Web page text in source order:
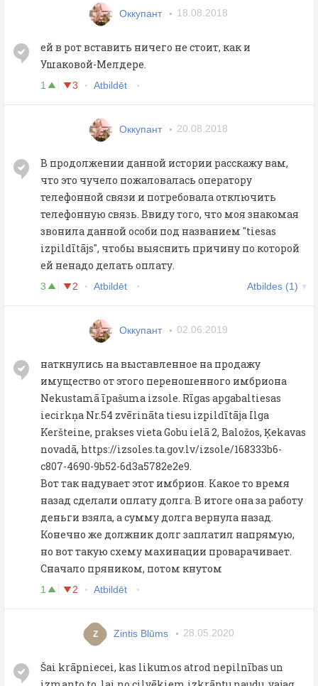
Оккупант 18.08.2018
ей в рот вставить ничего не стоит, как и
Ушаковой-Мелдере.
1 3 Atbildēt
Оккупант 20.08.2018
В продолжении данной истории расскажу вам,
что это чучело пожаловалась оператору
телефонной связи и потребовала отключить
телефонную связь. Ввиду того, что моя знакомая
звонила данной особи под названием "tiesas
izpildītājs", чтобы выяснить причину по которой
ей ненадо делать оплату.
3 2 Atbildēt Atbildes (1)
Оккупант 02.06.2019
наткнулись на выставленное на продажу
имущество от этого переношенного имбриона
Nekustamā īpašuma izsole. Rīgas apgabaltiesas
iecirkņa Nr.54 zvērināta tiesu izpildītāja Ilga
Keršteine, prakses vieta Gobu ielā 2, Baložos, Ķekavas
novadā, https://izsoles.ta.gov.lv/izsole/168333b6-
c807-4690-9b52-6d3a5782e2e9.
Вот так надувает этот имбрион. Какое то время
назад сделали оплату долга. В итоге она за работу
деньги взяла, а сумму долга вернула назад.
Конечно же должник долг заплатил напрямую,
но вот такую схему махинации проварачивает.
Сначало пряником, потом кнутом
1 2 Atbildēt
Z Zintis Blūms 28.05.2020
Šai krāpniecei, kas likumos atrod nepilnības un